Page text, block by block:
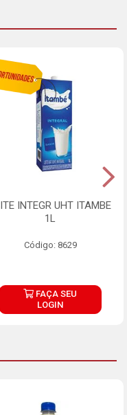
INTEGR UHT ITAMBE
1L
Código: 8629
FAÇA SEU
LOGIN